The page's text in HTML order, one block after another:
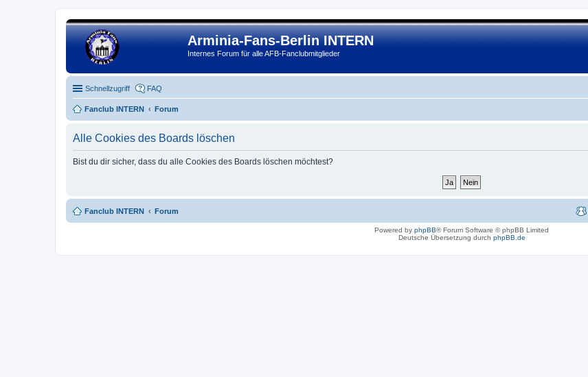
Arminia-Fans-Berlin INTERN
Internes Forum für alle AFB-Fanclubmitglieder
Schnellzugriff FAQ
Fanclub INTERN Forum
Alle Cookies des Boards löschen
Bist du dir sicher, dass du alle Cookies des Boards löschen möchtest?
Fanclub INTERN Forum
Powered by phpBB® Forum Software © phpBB Limited
Deutsche Übersetzung durch phpBB.de